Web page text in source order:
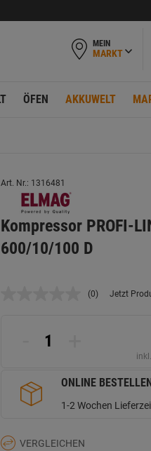
MEIN
MARKT
ÖFEN AKKUWELT
Art. Nr.: 1316481
Kompressor PROFI-
600/10/100 D
Kein
(0) Jetzt
ONLINE
1-2 Wochen
VERGLEICHEN